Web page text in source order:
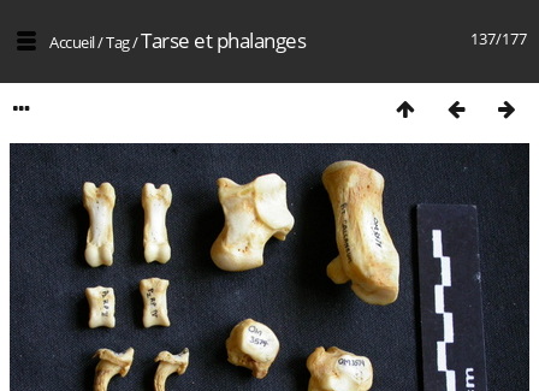
137/177
Accueil/Tag/Tarse et phalanges